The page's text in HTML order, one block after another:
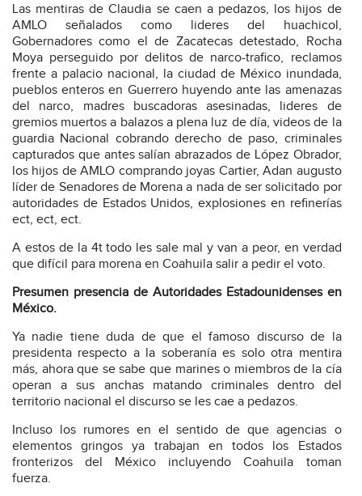
Las mentiras de Claudia se caen a pedazos, los hijos de
AMLO señalados como lideres del huachicol,
Gobernadores como el de Zacatecas detestado, Rocha
Moya perseguido por delitos de narco-trafico, reclamos
frente a palacio nacional, la ciudad de México inundada,
pueblos enteros en Guerrero huyendo ante las amenazas
del narco, madres buscadoras asesinadas, lideres de
gremios muertos a balazos a plena luz de día, videos de la
guardia Nacional cobrando derecho de paso, criminales
capturados que antes salían abrazados de López Obrador,
los hijos de AMLO comprando joyas Cartier, Adan augusto
líder de Senadores de Morena a nada de ser solicitado por
autoridades de Estados Unidos, explosiones en refinerías
ect, ect, ect.
A estos de la 4t todo les sale mal y van a peor, en verdad
que difícil para morena en Coahuila salir a pedir el voto.
Presumen presencia de Autoridades Estadounidenses en
México.
Ya nadie tiene duda de que el famoso discurso de la
presidenta respecto a la soberanía es solo otra mentira
más, ahora que se sabe que marines o miembros de la cía
operan a sus anchas matando criminales dentro del
territorio nacional el discurso se les cae a pedazos.
Incluso los rumores en el sentido de que agencias o
elementos gringos ya trabajan en todos los Estados
fronterizos del México incluyendo Coahuila toman
fuerza.